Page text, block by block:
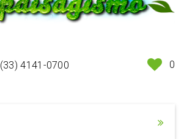
(33) 4141-0700 0